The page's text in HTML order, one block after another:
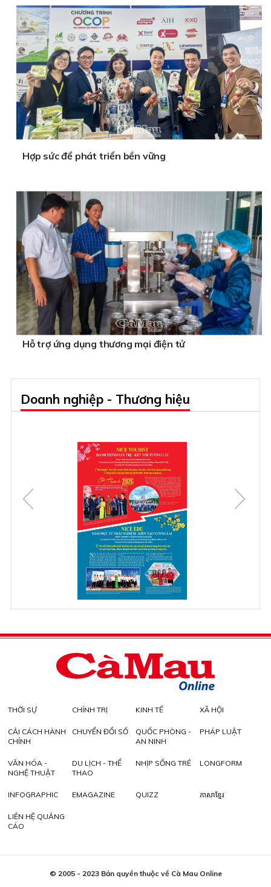
Hợp sức để phát triển bền vững
Hỗ trợ ứng dụng thương mại điện tử
Doanh nghiệp - Thương hiệu
THỜI SỰ CHÍNH TRỊ KINH TẾ XÃ HỘI
CẢI CÁCH HÀNH
CHÍNH
CHUYỂN ĐỔI SỐ
QUỐC PHÒNG -
AN NINH
PHÁP LUẬT
VĂN HÓA -
NGHỆ THUẬT
DU LỊCH - THỂ
THAO
NHỊP SỐNG TRẺ LONGFORM
INFOGRAPHIC EMAGAZINE QUIZZ ភាសាខ្មែរ
LIÊN HỆ QUẢNG
CÁO
© 2005 - 2023 Bản quyền thuộc về Cà Mau Online